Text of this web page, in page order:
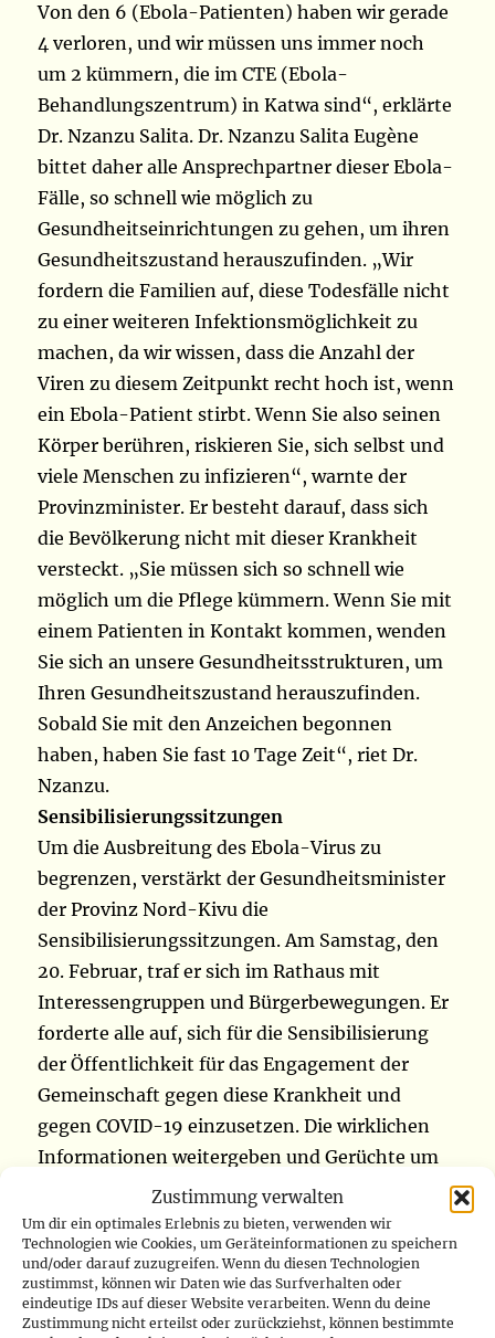
Zustimmung verwalten
Um dir ein optimales Erlebnis zu bieten, verwenden wir
Technologien wie Cookies, um Geräteinformationen zu speichern
und/oder darauf zuzugreifen. Wenn du diesen Technologien
zustimmst, können wir Daten wie das Surfverhalten oder
eindeutige IDs auf dieser Website verarbeiten. Wenn du deine
Zustimmung nicht erteilst oder zurückziehst, können bestimmte
Von den 6 (Ebola-Patienten) haben wir gerade
4 verloren, und wir müssen uns immer noch
um 2 kümmern, die im CTE (Ebola-
Behandlungszentrum) in Katwa sind“, erklärte
Dr. Nzanzu Salita. Dr. Nzanzu Salita Eugène
bittet daher alle Ansprechpartner dieser Ebola-
Fälle, so schnell wie möglich zu
Gesundheitseinrichtungen zu gehen, um ihren
Gesundheitszustand herauszufinden. „Wir
fordern die Familien auf, diese Todesfälle nicht
zu einer weiteren Infektionsmöglichkeit zu
machen, da wir wissen, dass die Anzahl der
Viren zu diesem Zeitpunkt recht hoch ist, wenn
ein Ebola-Patient stirbt. Wenn Sie also seinen
Körper berühren, riskieren Sie, sich selbst und
viele Menschen zu infizieren“, warnte der
Provinzminister. Er besteht darauf, dass sich
die Bevölkerung nicht mit dieser Krankheit
versteckt. „Sie müssen sich so schnell wie
möglich um die Pflege kümmern. Wenn Sie mit
einem Patienten in Kontakt kommen, wenden
Sie sich an unsere Gesundheitsstrukturen, um
Ihren Gesundheitszustand herauszufinden.
Sobald Sie mit den Anzeichen begonnen
haben, haben Sie fast 10 Tage Zeit“, riet Dr.
Nzanzu.
Sensibilisierungssitzungen
Um die Ausbreitung des Ebola-Virus zu
begrenzen, verstärkt der Gesundheitsminister
der Provinz Nord-Kivu die
Sensibilisierungssitzungen. Am Samstag, den
20. Februar, traf er sich im Rathaus mit
Interessengruppen und Bürgerbewegungen. Er
forderte alle auf, sich für die Sensibilisierung
der Öffentlichkeit für das Engagement der
Gemeinschaft gegen diese Krankheit und
gegen COVID-19 einzusetzen. Die wirklichen
Informationen weitergeben und Gerüchte um
Ebola vermeiden, um die während der 10.
Ebola-Epidemie bekannten Fehler zu
vermeiden, dies ist die Schlüsselbotschaft des
Gesundheitsministers der Provinz Nord-Kivu
an seine Gesprächspartner. „Wir erwarten, dass